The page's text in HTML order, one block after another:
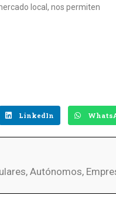
local, nos permiten
LinkedIn
Autónomos,